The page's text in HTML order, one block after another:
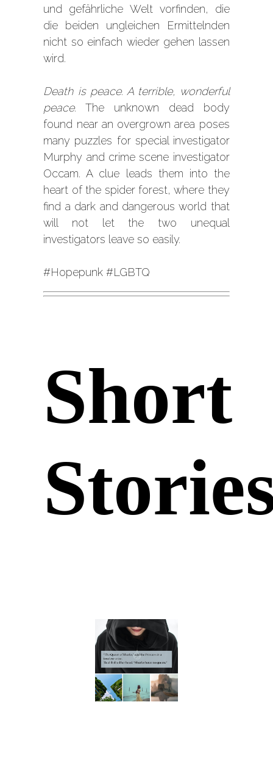
und gefährliche Welt vorfinden, die
die beiden ungleichen Ermittelnden
nicht so einfach wieder gehen lassen
wird.
Death is peace. A terrible, wonderful
peace. The unknown dead body
found near an overgrown area poses
many puzzles for special investigator
Murphy and crime scene investigator
Occam. A clue leads them into the
heart of the spider forest, where they
find a dark and dangerous world that
will not let the two unequal
investigators leave so easily.
#Hopepunk #LGBTQ
Short